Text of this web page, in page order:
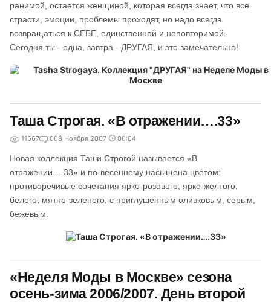
ранимой, остается женщиной, которая всегда знает, что все
страсти, эмоции, проблемы проходят, но надо всегда
возвращаться к СЕБЕ, единственной и неповторимой.
Сегодня ты - одна, завтра - ДРУГАЯ, и это замечательно!
Таша Строгая. «В отражении….33»
11567 008 Ноября 2007 00:04
Новая коллекция Таши Строгой называется «В
отражении….33» и по-весеннему насыщена цветом:
противоречивые сочетания ярко-розового, ярко-желтого,
белого, мятно-зеленого, с приглушенным оливковым, серым,
бежевым.
«Неделя Моды в Москве» сезона
осень-зима 2006/2007. День второй